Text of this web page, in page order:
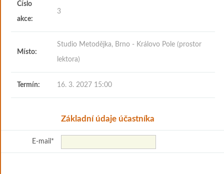
Číslo
akce:
3
Místo:
Studio Metodějka, Brno - Královo Pole (prostor
lektora)
Termín: 16. 3. 2027 15:00
Základní údaje účastníka
E-mail *